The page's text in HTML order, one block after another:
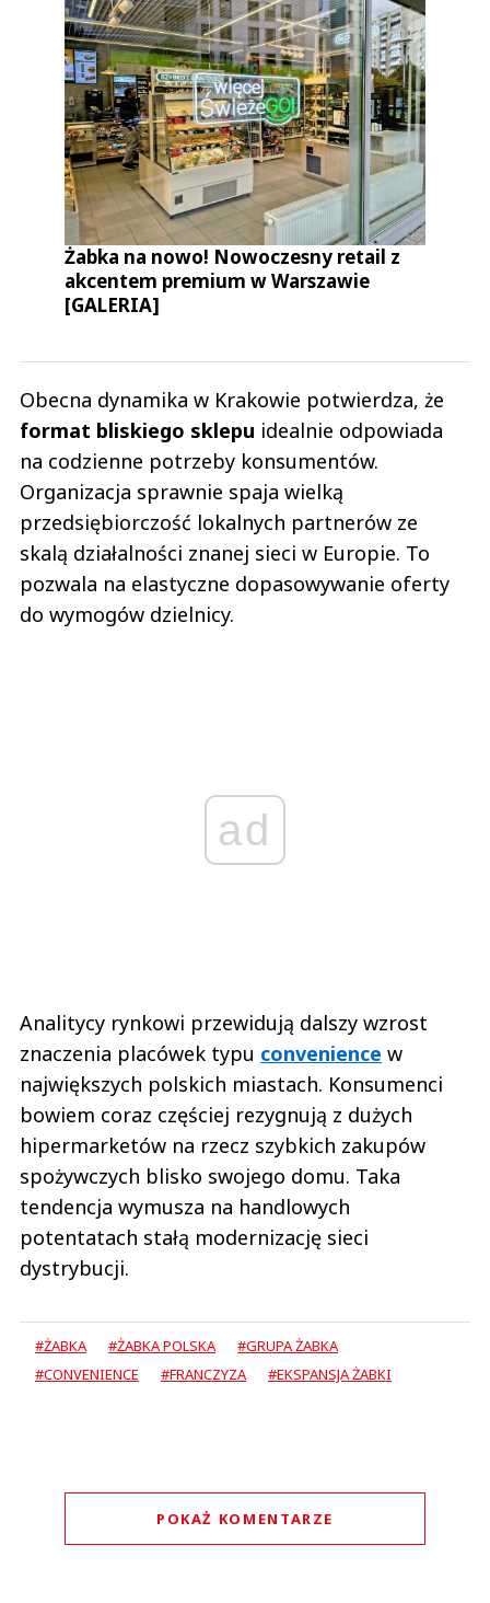
Żabka na nowo! Nowoczesny retail z
akcentem premium w Warszawie
[GALERIA]
Obecna dynamika w Krakowie potwierdza, że
format bliskiego sklepu idealnie odpowiada
na codzienne potrzeby konsumentów.
Organizacja sprawnie spaja wielką
przedsiębiorczość lokalnych partnerów ze
skalą działalności znanej sieci w Europie. To
pozwala na elastyczne dopasowywanie oferty
do wymogów dzielnicy.
ad
Analitycy rynkowi przewidują dalszy wzrost
znaczenia placówek typu convenience w
największych polskich miastach. Konsumenci
bowiem coraz częściej rezygnują z dużych
hipermarketów na rzecz szybkich zakupów
spożywczych blisko swojego domu. Taka
tendencja wymusza na handlowych
potentatach stałą modernizację sieci
dystrybucji.
#ŻABKA #ŻABKA POLSKA
#GRUPA ŻABKA
#CONVENIENCE
#FRANCZYZA #EKSPANSJA ŻABKI
POKAŻ KOMENTARZE